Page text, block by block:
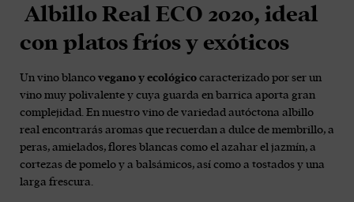
Albillo Real ECO 2020, ideal
con platos fríos y exóticos
Un vino blanco vegano y ecológico caracterizado por ser un
vino muy polivalente y cuya guarda en barrica aporta gran
complejidad. En nuestro vino de variedad autóctona albillo
real encontrarás aromas que recuerdan a dulce de membrillo, a
peras, amielados, flores blancas como el azahar el jazmín, a
cortezas de pomelo y a balsámicos, así como a tostados y una
larga frescura.